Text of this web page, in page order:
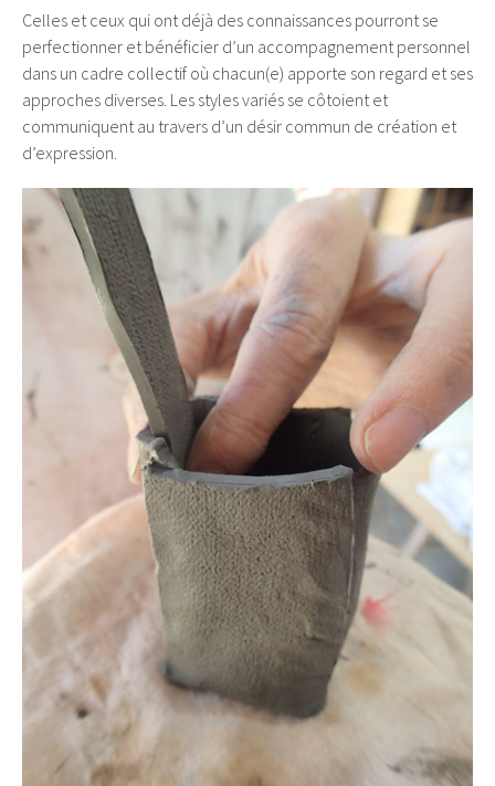
Celles et ceux qui ont déjà des connaissances pourront se
perfectionner et bénéficier d’un accompagnement personnel
dans un cadre collectif où chacun(e) apporte son regard et ses
approches diverses. Les styles variés se côtoient et
communiquent au travers d’un désir commun de création et
d’expression.